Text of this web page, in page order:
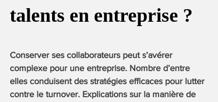
talents en entreprise ?
Conserver ses collaborateurs peut s’avérer
complexe pour une entreprise. Nombre d’entre
elles conduisent des stratégies efficaces pour lutter
contre le turnover. Explications sur la manière de